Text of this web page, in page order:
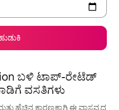
ಬಳಿ ಟಾಪ್-ರೇಟೆಡ್
ವಸತಿಗಳು
ಹೆಚ್ಚಿನ ಕಾರಣಕ್ಕಾಗಿ ಈ ವಾಸ್ತವ್ಯದ